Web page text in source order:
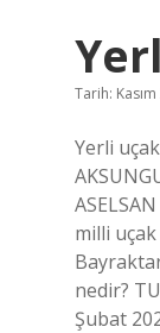
Tarih:
Yerli
milli
nedir?
Şubat